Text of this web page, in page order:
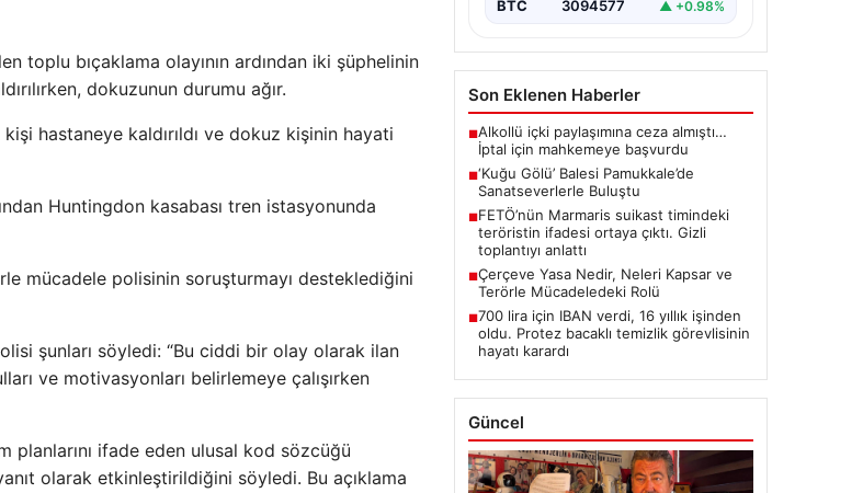
toplu bıçaklama olayının ardından iki şüphelinin
dokuzunun durumu ağır.
hastaneye kaldırıldı ve dokuz kişinin hayati
Huntingdon kasabası tren istasyonunda
mücadele polisinin soruşturmayı desteklediğini
şunları söyledi: “Bu ciddi bir olay olarak ilan
ve motivasyonları belirlemeye çalışırken
planlarını ifade eden ulusal kod sözcüğü
olarak etkinleştirildiğini söyledi. Bu açıklama
BTC 3094577 ▲ +0.98%
Son Eklenen Haberler
■Alkollü içki paylaşımına ceza almıştı…
İptal için mahkemeye başvurdu
■‘Kuğu Gölü’ Balesi Pamukkale’de
Sanatseverlerle Buluştu
■FETÖ’nün Marmaris suikast timindeki
teröristin ifadesi ortaya çıktı. Gizli
toplantıyı anlattı
■Çerçeve Yasa Nedir, Neleri Kapsar ve
Terörle Mücadeledeki Rolü
■700 lira için IBAN verdi, 16 yıllık işinden
oldu. Protez bacaklı temizlik görevlisinin
hayatı karardı
Güncel